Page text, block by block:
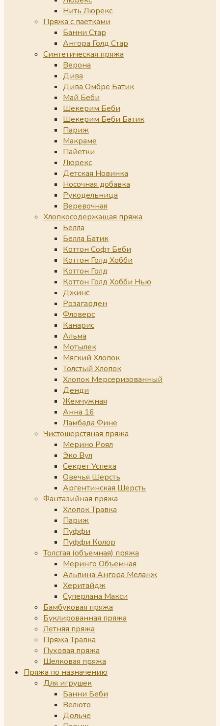
Нить Люрекс
Пряжа с паетками
Банни Стар
Ангора Голд Стар
Синтетическая пряжа
Верона
Дива
Дива Омбре Батик
Май Беби
Шекерим Беби
Шекерим Беби Батик
Париж
Макраме
Пайетки
Люрекс
Детская Новинка
Носочная добавка
Рукодельница
Веревочная
Хлопкосодержащая пряжа
Белла
Белла Батик
Коттон Софт Беби
Коттон Голд Хобби
Коттон Голд
Коттон Голд Хобби Нью
Джинс
Розагарден
Фловерс
Канарис
Альма
Мотылек
Мягкий Хлопок
Толстый Хлопок
Хлопок Мерсеризованный
Денди
Жемчужная
Анна 16
Ламбада Фине
Чистошерстяная пряжа
Мерино Роял
Эко Вул
Секрет Успеха
Овечья Шерсть
Аргентинская Шерсть
Фантазийная пряжа
Хлопок Травка
Париж
Пуффи
Пуффи Колор
Толстая (объемная) пряжа
Меринго Объемная
Альпина Ангора Меланж
Херитайдж
Суперлана Макси
Бамбуковая пряжа
Буклированная пряжа
Летняя пряжа
Пряжа Травка
Пуховая пряжа
Шелковая пряжа
Пряжа по назначению
Для игрушек
Банни Беби
Велюто
Дольче